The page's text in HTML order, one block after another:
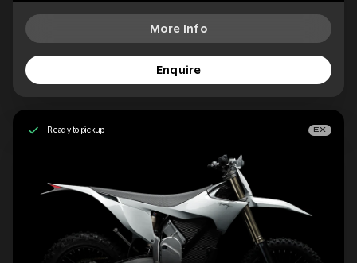
More Info
Enquire
Ready to pickup EX